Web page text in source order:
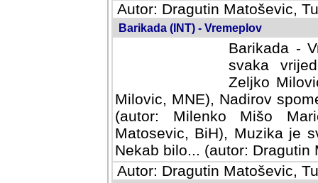
Autor: Dragutin Matoševic,
Barikada (INT) - Vremeplov
Barikada -
svaka
Milovic,
MNE), Nadirov spomenar
Milenko Mišo Maric, UK),
Muzika je svirala (autor:
(autor: Dragutin Matosevic,
Autor: Dragutin Matoševic,